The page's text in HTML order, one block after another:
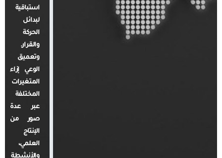
استباقية
لبدائل
الحركة
والقرار.
وتعميق
الوعي إزاء
المتغيرات
المختلفة
عبر عدة
صور من
الإنتاج
العلمي،
والأنشطة